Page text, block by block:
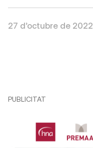
27 d’octubre de 2022
PUBLICITAT